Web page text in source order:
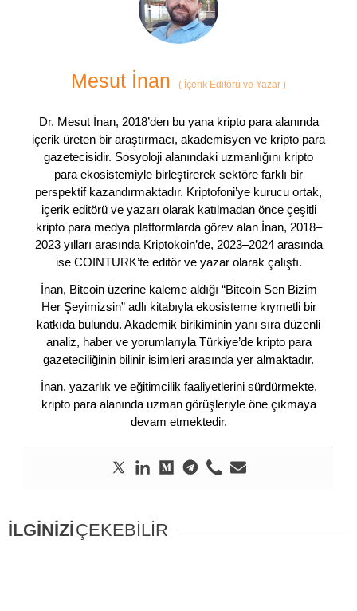
Mesut İnan ( İçerik Editörü ve Yazar )
Dr. Mesut İnan, 2018’den bu yana kripto para alanında
içerik üreten bir araştırmacı, akademisyen ve kripto para
gazetecisidir. Sosyoloji alanındaki uzmanlığını kripto
para ekosistemiyle birleştirerek sektöre farklı bir
perspektif kazandırmaktadır. Kriptofoni’ye kurucu ortak,
içerik editörü ve yazarı olarak katılmadan önce çeşitli
kripto para medya platformlarda görev alan İnan, 2018–
2023 yılları arasında Kriptokoin’de, 2023–2024 arasında
ise COINTURK’te editör ve yazar olarak çalıştı.
İnan, Bitcoin üzerine kaleme aldığı “Bitcoin Sen Bizim
Her Şeyimizsin” adlı kitabıyla ekosisteme kıymetli bir
katkıda bulundu. Akademik birikiminin yanı sıra düzenli
analiz, haber ve yorumlarıyla Türkiye’de kripto para
gazeteciliğinin bilinir isimleri arasında yer almaktadır.
İnan, yazarlık ve eğitimcilik faaliyetlerini sürdürmekte,
kripto para alanında uzman görüşleriyle öne çıkmaya
devam etmektedir.
İLGİNİZİÇEKEBİLİR